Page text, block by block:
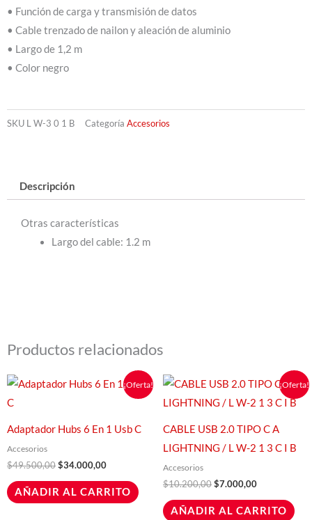
• Función de carga y transmisión de datos
• Cable trenzado de nailon y aleación de aluminio
• Largo de 1,2 m
• Color negro
SKU L W-3 0 1 B Categoría Accesorios
Descripción
Otras características
Largo del cable: 1.2 m
Productos relacionados
¡Oferta!
Adaptador Hubs 6 En 1 Usb C
Accesorios
$49.500,00
precio
$49.500,00.
$34.000,00
El
precio
$34.000,00.
AÑADIR AL CARRITO
¡Oferta!
CABLE USB 2.0 TIPO C A
LIGHTNING / L W-2 1 3 C I B
Accesorios
$10.200,00
El
precio
original
$10.200,00.
$7.000,00
El
precio
actual
$7.000,00.
AÑADIR AL CARRITO